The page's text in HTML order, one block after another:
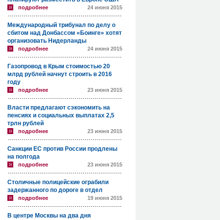
подробнее 24 июня 2015
Международный трибунал по делу о
сбитом над Донбассом «Боинге» хотят
организовать Нидерланды
подробнее 24 июня 2015
Газопровод в Крым стоимостью 20
млрд рублей начнут строить в 2016
году
подробнее 23 июня 2015
Власти предлагают сэкономить на
пенсиях и социальных выплатах 2,5
трлн рублей
подробнее 23 июня 2015
Санкции ЕС против России продлены
на полгода
подробнее 23 июня 2015
Столичные полицейские ограбили
задержанного по дороге в отдел
подробнее 19 июня 2015
В центре Москвы на два дня